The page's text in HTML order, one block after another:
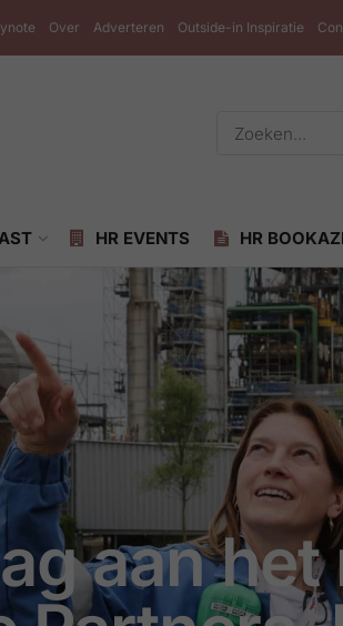
Over Adverteren Outside-in Inspiratie
HR EVENTS HR
aan